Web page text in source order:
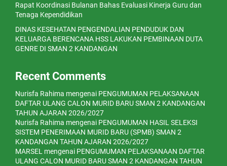
Rapat Koordinasi Bulanan Bahas Evaluasi Kinerja Guru dan
Tenaga Kependidikan
DINAS KESEHATAN PENGENDALIAN PENDUDUK DAN
KELUARGA BERENCANA HSS LAKUKAN PEMBINAAN DUTA
GENRE DI SMAN 2 KANDANGAN
Recent Comments
Nurisfa Rahima mengenai PENGUMUMAN PELAKSANAAN
DAFTAR ULANG CALON MURID BARU SMAN 2 KANDANGAN
TAHUN AJARAN 2026/2027
Nurisfa Rahima mengenai PENGUMUMAN HASIL SELEKSI
SISTEM PENERIMAAN MURID BARU (SPMB) SMAN 2
KANDANGAN TAHUN AJARAN 2026/2027
MARSEL mengenai PENGUMUMAN PELAKSANAAN DAFTAR
ULANG CALON MURID BARU SMAN 2 KANDANGAN TAHUN